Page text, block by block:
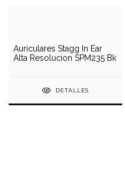
Auriculares Stagg In Ear
Alta Resolucion SPM235 Bk
DETALLES